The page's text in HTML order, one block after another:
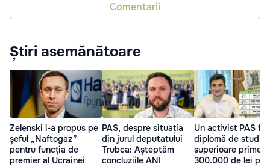
Comentarii
Știri asemănătoare
Zelenski l-a propus pe
șeful „Naftogaz”
pentru funcția de
premier al Ucrainei
PAS, despre situația
din jurul deputatului
Trubca: Așteptăm
concluziile ANI
Un activist PAS
diplomă de studii
superioare
300.000 de lei pe